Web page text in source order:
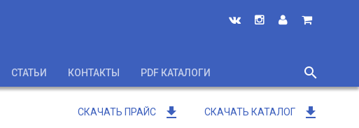
СТАТЬИ КОНТАКТЫ PDF КАТАЛОГИ
search
close
СКАЧАТЬ ПРАЙС get_app СКАЧАТЬ КАТАЛОГ get_app